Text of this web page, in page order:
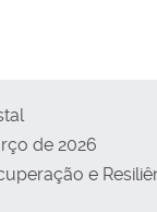
de 2026
e